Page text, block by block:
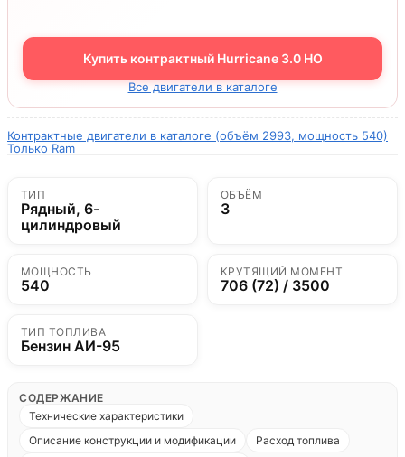
Купить контрактный Hurricane 3.0 HO
Все двигатели в каталоге
Контрактные двигатели в каталоге (объём 2993, мощность 540)
Только Ram
ТИП
Рядный, 6-
цилиндровый
ОБЪЁМ
3
МОЩНОСТЬ
540
КРУТЯЩИЙ МОМЕНТ
706 (72) / 3500
ТИП ТОПЛИВА
Бензин АИ-95
СОДЕРЖАНИЕ
Технические характеристики
Описание конструкции и модификации
Расход топлива